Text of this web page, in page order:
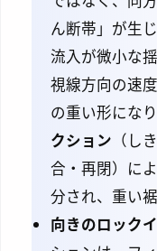
ん断帯」が生
流入が微小な
視線方向の速
の重い形にな
クション （し
合・再閉）に
分され、重い
向きのロック